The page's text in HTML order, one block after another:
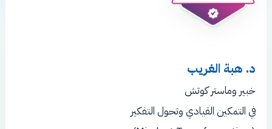
د. هبة الغريب
خبير وماستر كوتش
في التمكين القيادي وتحول التفكير